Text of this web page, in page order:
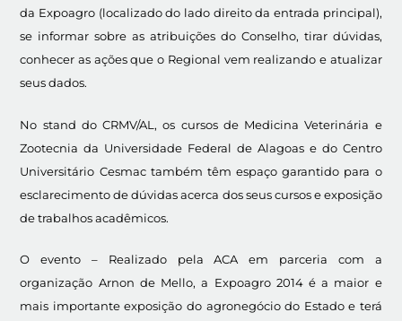
da Expoagro (localizado do lado direito da entrada principal),
se informar sobre as atribuições do Conselho, tirar dúvidas,
conhecer as ações que o Regional vem realizando e atualizar
seus dados.
No stand do CRMV/AL, os cursos de Medicina Veterinária e
Zootecnia da Universidade Federal de Alagoas e do Centro
Universitário Cesmac também têm espaço garantido para o
esclarecimento de dúvidas acerca dos seus cursos e exposição
de trabalhos acadêmicos.
O evento – Realizado pela ACA em parceria com a
organização Arnon de Mello, a Expoagro 2014 é a maior e
mais importante exposição do agronegócio do Estado e terá